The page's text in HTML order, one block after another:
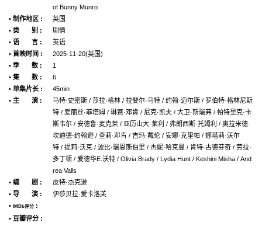
of Bunny Munro
• 制作地区 :
英国
• 类 别 :
剧情
• 语 言 :
英语
• 首映时间 :
2025-11-20(英国)
• 季 数 :
1
• 集 数 :
6
• 单集片长 :
45min
• 主 演 :
马特·史密斯 / 莎拉·格林 / 拉斐尔·马特 / 约翰·迈尔斯 / 罗伯特·格林尼斯
特 / 爱丽丝·菲塔姆 / 琳赛·邓肯 / 尼克·凯夫 / 大卫·斯瑞弗 / 帕特里克·卡
斯韦尔 / 安德鲁·麦克莱 / 亚历山大·莱利 / 弗朗西斯·托姆利 / 奥拉米德·
坎迪德-约翰逊 / 查莉·邓肯 / 吉玛·戴伦 / 安娜·克里帕 / 娜塔莉·沃尔
特 / 提莉·沃克 / 波比·瑞恩斯伯里 / 杰妮·哈克曼 / 肯特·古德芬奇 / 劳拉·
多丁顿 / 爱德华E.沃特 / Olivia Brady / Lydia Hunt / Keshini Misha / And
rea Valls
• 编 剧 :
皮特·杰克逊
• 导 演 :
伊莎贝拉·爱卡洛芙
•
IMDb评分 :
• 豆瓣评分 :